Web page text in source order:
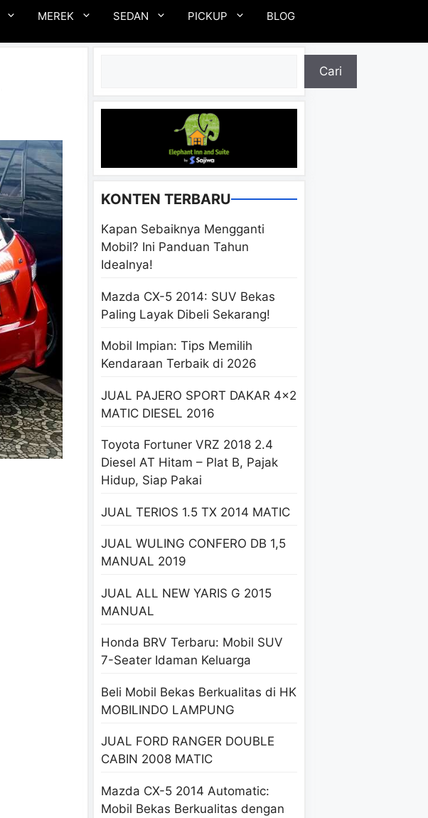
MEREK SEDAN PICKUP BLOG
Cari
KONTEN TERBARU
Kapan Sebaiknya Mengganti
Mobil? Ini Panduan Tahun
Idealnya!
Mazda CX-5 2014: SUV Bekas
Paling Layak Dibeli Sekarang!
Mobil Impian: Tips Memilih
Kendaraan Terbaik di 2026
JUAL PAJERO SPORT DAKAR 4×2
MATIC DIESEL 2016
Toyota Fortuner VRZ 2018 2.4
Diesel AT Hitam – Plat B, Pajak
Hidup, Siap Pakai
JUAL TERIOS 1.5 TX 2014 MATIC
JUAL WULING CONFERO DB 1,5
MANUAL 2019
JUAL ALL NEW YARIS G 2015
MANUAL
Honda BRV Terbaru: Mobil SUV
7-Seater Idaman Keluarga
Beli Mobil Bekas Berkualitas di HK
MOBILINDO LAMPUNG
JUAL FORD RANGER DOUBLE
CABIN 2008 MATIC
Mazda CX-5 2014 Automatic:
Mobil Bekas Berkualitas dengan